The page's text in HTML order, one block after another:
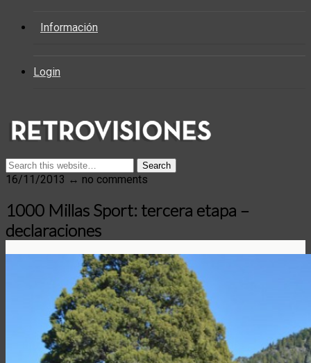
Información
Login
16/11/2013 ↔ no comments
1000 Millas Sport: tercera etapa –
declaraciones